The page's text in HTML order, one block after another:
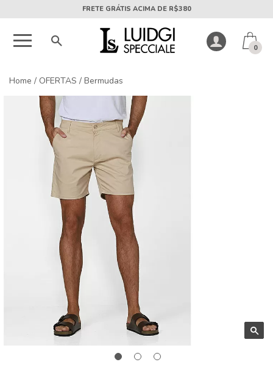
5X SEM JUROS PARCELA MÍNIMA DE R$50
0
Home / OFERTAS / Bermudas